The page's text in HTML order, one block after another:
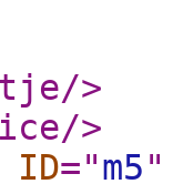
/>
/>
ID="m5"